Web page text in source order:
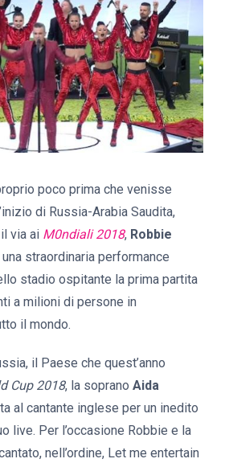
poco prima che venisse
di Russia-Arabia Saudita,
via ai M0ndiali 2018, Robbie
straordinaria performance
stadio ospitante la prima partita
a milioni di persone in
il mondo.
il Paese che quest’anno
Cup 2018, la soprano Aida
al cantante inglese per un inedito
live. Per l’occasione Robbie e la
nell’ordine, Let me entertain